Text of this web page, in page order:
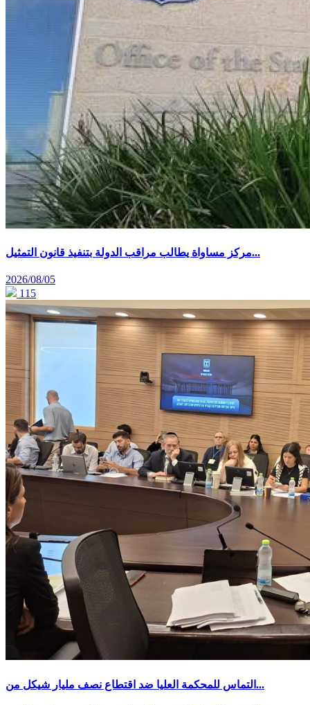
مركز مساواة يطالب مراقب الدولة بتنفيذ قانون التمثيل...
2026/08/05
115
التماس للمحكمة العليا ضد اقتطاع نصف مليار شيكل من...